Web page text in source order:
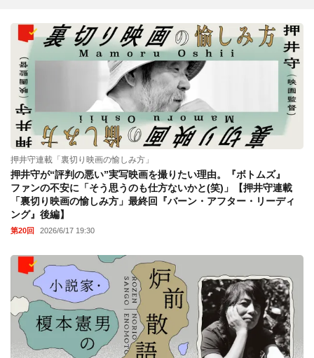
押井守連載「裏切り映画の愉しみ方」
押井守が“評判の悪い”実写映画を撮りたい理由。『ボトムズ』
ファンの不安に「そう思うのも仕方ないかと(笑)」【押井守連載
「裏切り映画の愉しみ方」最終回『バーン・アフター・リーディ
ング』後編】
第20回 2026/6/17 19:30